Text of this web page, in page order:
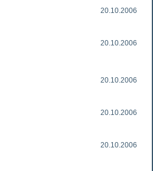
20.10.2006
20.10.2006
20.10.2006
20.10.2006
20.10.2006